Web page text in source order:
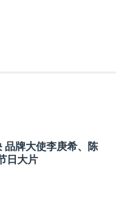
品牌大使李庚希、陈
日大片